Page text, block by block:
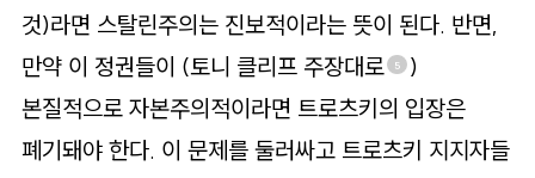
것)라면 스탈린주의는 진보적이라는 뜻이 된다. 반면,
만약 이 정권들이 (토니 클리프 주장대로
5
)
본질적으로 자본주의적이라면 트로츠키의 입장은
폐기돼야 한다. 이 문제를 둘러싸고 트로츠키 지지자들